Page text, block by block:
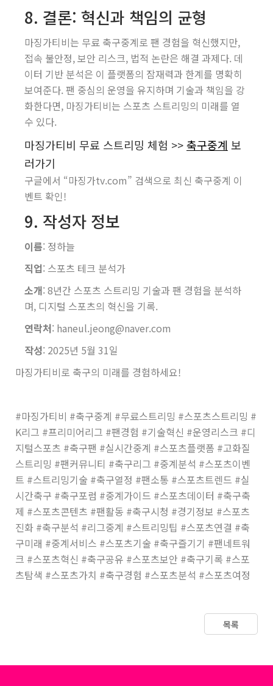
8. 결론: 혁신과 책임의 균형
마징가티비는 무료 축구중계로 팬 경험을 혁신했지만,
접속 불안정, 보안 리스크, 법적 논란은 해결 과제다. 데
이터 기반 분석은 이 플랫폼의 잠재력과 한계를 명확히
보여준다. 팬 중심의 운영을 유지하며 기술과 책임을 강
화한다면, 마징가티비는 스포츠 스트리밍의 미래를 열
수 있다.
마징가티비 무료 스트리밍 체험 >>축구중계 보
러가기
구글에서 “마징가tv.com” 검색으로 최신 축구중계 이
벤트 확인!
9. 작성자 정보
이름: 정하늘
직업: 스포츠 테크 분석가
소개: 8년간 스포츠 스트리밍 기술과 팬 경험을 분석하
며, 디지털 스포츠의 혁신을 기록.
연락처: haneul.jeong@naver.com
작성: 2025년 5월 31일
마징가티비로 축구의 미래를 경험하세요!
#마징가티비 #축구중계 #무료스트리밍 #스포츠스트리밍 #
K리그 #프리미어리그 #팬경험 #기술혁신 #운영리스크 #디
지털스포츠 #축구팬 #실시간중계 #스포츠플랫폼 #고화질
스트리밍 #팬커뮤니티 #축구리그 #중계분석 #스포츠이벤
트 #스트리밍기술 #축구열정 #팬소통 #스포츠트렌드 #실
시간축구 #축구포럼 #중계가이드 #스포츠데이터 #축구축
제 #스포츠콘텐츠 #팬활동 #축구시청 #경기정보 #스포츠
진화 #축구분석 #리그중계 #스트리밍팁 #스포츠연결 #축
구미래 #중계서비스 #스포츠기술 #축구즐기기 #팬네트워
크 #스포츠혁신 #축구공유 #스포츠보안 #축구기록 #스포
츠탐색 #스포츠가치 #축구경험 #스포츠분석 #스포츠여정
목록